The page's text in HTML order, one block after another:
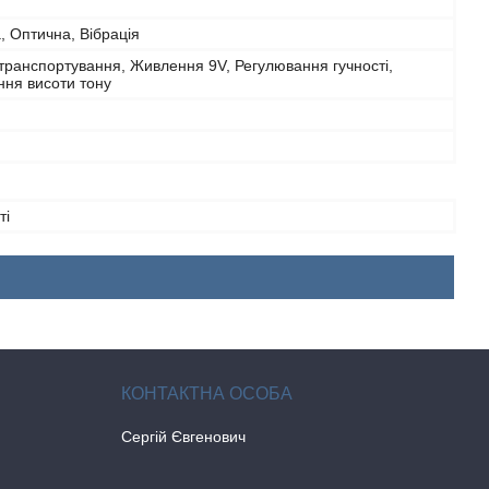
Оптична, Вібрація
Живлення 9V, Регулювання гучності,
висоти тону
Сергій Євгенович